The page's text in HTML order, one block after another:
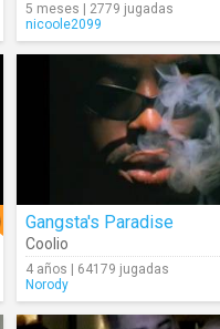
5 meses | 2779 jugadas
nicoole2099
Gangsta's Paradise
Coolio
4 años | 64179 jugadas
Norody